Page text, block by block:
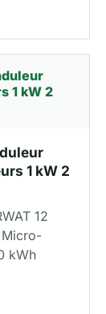
1 kW 2
12
kWh